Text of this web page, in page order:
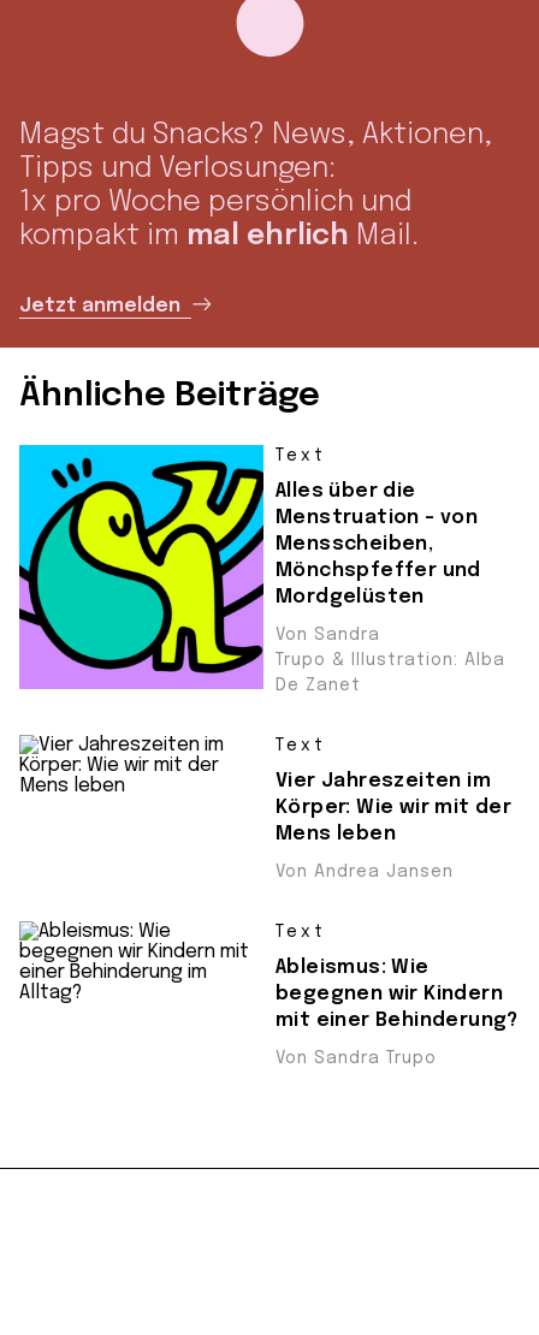
Magst du Snacks? News, Aktionen,
Tipps und Verlosungen:
1x pro Woche persönlich und
kompakt im mal ehrlich Mail.
Jetzt anmelden
Ähnliche Beiträge
Text
Alles über die
Menstruation – von
Mensscheiben,
Mönchspfeffer und
Mordgelüsten
Von Sandra
Trupo & Illustration: Alba
De Zanet
Text
Vier Jahreszeiten im
Körper: Wie wir mit der
Mens leben
Von Andrea Jansen
Text
Ableismus: Wie
begegnen wir Kindern
mit einer Behinderung?
Von Sandra Trupo